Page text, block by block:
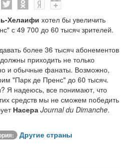
Хелаифи хотел бы увеличить
с 49 700 до 60 тысяч зрителей.
более 36 тысяч абонементов
приходить не только
и обычные фанаты. Возможно,
"Парк де Пренс" до 60 тысяч.
Я надеюсь, все понимают, что
средств мы не сможем победить
Насера Journal du Dimanche.
Другие страны